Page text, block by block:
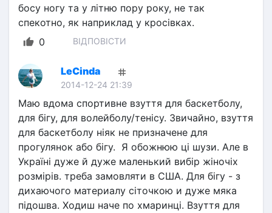
босу ногу та у літню пору року, не так
спекотно, як наприклад у кросівках.
0
ВІДПОВІСТИ
LeCinda
2014-12-24 21:39
Маю вдома спортивне взуття для баскетболу,
для бігу, для волейболу/тенісу. Звичайно, взуття
для баскетболу ніяк не призначене для
прогулянок або бігу.  Я обожнюю ці шузи. Але в
Україні дуже й дуже маленький вибір жіночіх
розмірів. треба замовляти в США. Для бігу - з
дихаючого материалу сіточкою и дуже мяка
підошва. Ходиш наче по хмаринці. Взуття для